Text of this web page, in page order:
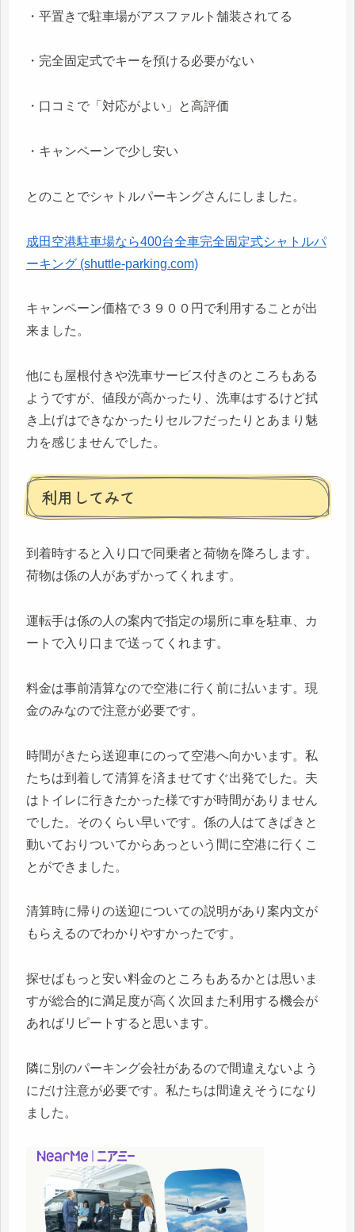
・平置きで駐車場がアスファルト舗装されてる
・完全固定式でキーを預ける必要がない
・口コミで「対応がよい」と高評価
・キャンペーンで少し安い
とのことでシャトルパーキングさんにしました。
成田空港駐車場なら400台全車完全固定式シャトルパ
ーキング (shuttle-parking.com)
キャンペーン価格で３９００円で利用することが出
来ました。
他にも屋根付きや洗車サービス付きのところもある
ようですが、値段が高かったり、洗車はするけど拭
き上げはできなかったりセルフだったりとあまり魅
力を感じませんでした。
利用してみて
到着時すると入り口で同乗者と荷物を降ろします。
荷物は係の人があずかってくれます。
運転手は係の人の案内で指定の場所に車を駐車、カ
ートで入り口まで送ってくれます。
料金は事前清算なので空港に行く前に払います。現
金のみなので注意が必要です。
時間がきたら送迎車にのって空港へ向かいます。私
たちは到着して清算を済ませてすぐ出発でした。夫
はトイレに行きたかった様ですが時間がありません
でした。そのくらい早いです。係の人はてきぱきと
動いておりついてからあっという間に空港に行くこ
とができました。
清算時に帰りの送迎についての説明があり案内文が
もらえるのでわかりやすかったです。
探せばもっと安い料金のところもあるかとは思いま
すが総合的に満足度が高く次回また利用する機会が
あればリピートすると思います。
隣に別のパーキング会社があるので間違えないよう
にだけ注意が必要です。私たちは間違えそうになり
ました。